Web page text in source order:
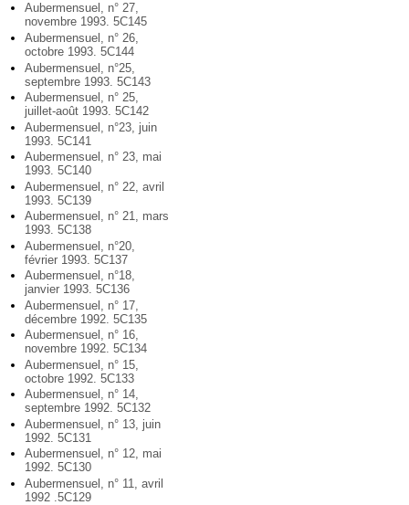
Aubermensuel, n° 27,
novembre 1993. 5C145
Aubermensuel, n° 26,
octobre 1993. 5C144
Aubermensuel, n°25,
septembre 1993. 5C143
Aubermensuel, n° 25,
juillet-août 1993. 5C142
Aubermensuel, n°23, juin
1993. 5C141
Aubermensuel, n° 23, mai
1993. 5C140
Aubermensuel, n° 22, avril
1993. 5C139
Aubermensuel, n° 21, mars
1993. 5C138
Aubermensuel, n°20,
février 1993. 5C137
Aubermensuel, n°18,
janvier 1993. 5C136
Aubermensuel, n° 17,
décembre 1992. 5C135
Aubermensuel, n° 16,
novembre 1992. 5C134
Aubermensuel, n° 15,
octobre 1992. 5C133
Aubermensuel, n° 14,
septembre 1992. 5C132
Aubermensuel, n° 13, juin
1992. 5C131
Aubermensuel, n° 12, mai
1992. 5C130
Aubermensuel, n° 11, avril
1992 .5C129